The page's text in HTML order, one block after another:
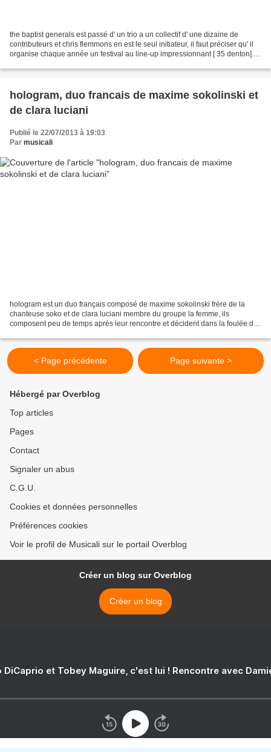
the baptist generals est passé d' un trio a un collectif d' une dizaine de
contributeurs et chris flemmons en est le seul initiateur, il faut préciser qu' il
organise chaque année un festival au line-up impressionnant [ 35 denton]. et
hologram, duo francais de maxime sokolinski et
de clara luciani
Publié le 22/07/2013 à 19:03
Par musicali
hologram est un duo français composé de maxime sokolinski frère de la
chanteuse soko et de clara luciani membre du groupe la femme, ils
composent peu de temps après leur rencontre et décident dans la foulée d'
< Page précédente Page suivante >
Hébergé par Overblog
Top articles
Pages
Contact
Signaler un abus
C.G.U.
Cookies et données personnelles
Préférences cookies
Voir le profil de Musicali sur le portail Overblog
Créer un blog sur Overblog
Créer un blog
DiCaprio et Tobey Maguire, c'est lui ! Rencontre avec